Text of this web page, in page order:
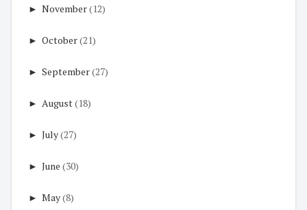
► November(12)
► October(21)
► September(27)
► August(18)
► July(27)
► June (30)
► May(8)